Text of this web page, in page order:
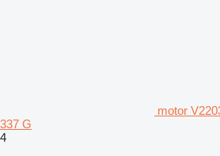
motor
337 G
4